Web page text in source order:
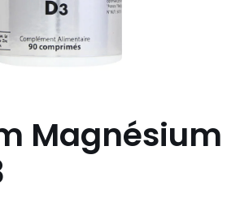
Magnésium